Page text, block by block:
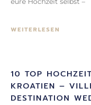
WEITERLESEN
10 TOP
KROATIEN –
DESTINATION